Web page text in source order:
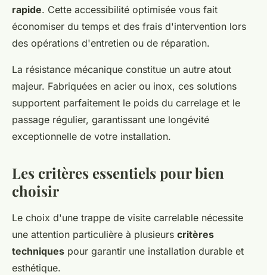
rapide. Cette accessibilité optimisée vous fait
économiser du temps et des frais d'intervention lors
des opérations d'entretien ou de réparation.
La résistance mécanique constitue un autre atout
majeur. Fabriquées en acier ou inox, ces solutions
supportent parfaitement le poids du carrelage et le
passage régulier, garantissant une longévité
exceptionnelle de votre installation.
Les critères essentiels pour bien
choisir
Le choix d'une trappe de visite carrelable nécessite
une attention particulière à plusieurs critères
techniques pour garantir une installation durable et
esthétique.